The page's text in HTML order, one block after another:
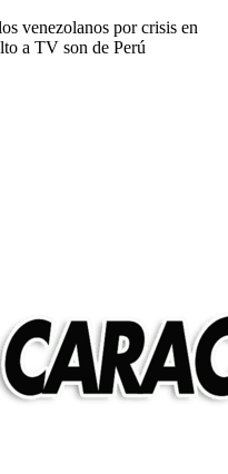
venezolanos por crisis en
a TV son de Perú